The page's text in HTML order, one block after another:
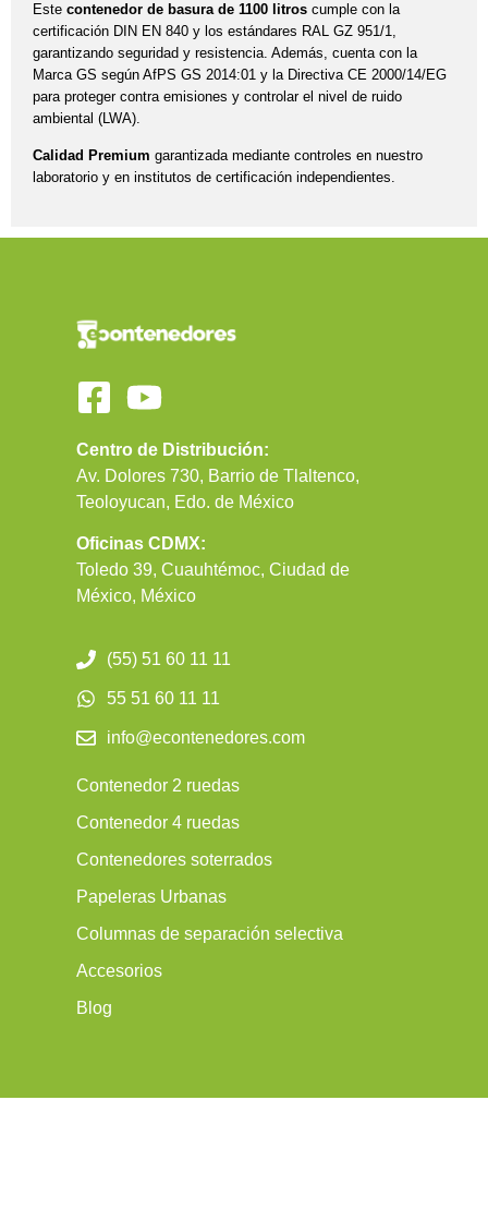
Este contenedor de basura de 1100 litros cumple con la
certificación DIN EN 840 y los estándares RAL GZ 951/1,
garantizando seguridad y resistencia. Además, cuenta con la
Marca GS según AfPS GS 2014:01 y la Directiva CE 2000/14/EG
para proteger contra emisiones y controlar el nivel de ruido
ambiental (LWA).
Calidad Premium garantizada mediante controles en nuestro
laboratorio y en institutos de certificación independientes.
Centro de Distribución:
Av. Dolores 730, Barrio de Tlaltenco,
Teoloyucan, Edo. de México
Oficinas CDMX:
Toledo 39, Cuauhtémoc, Ciudad de
México, México
(55) 51 60 11 11
55 51 60 11 11
info@econtenedores.com
Contenedor 2 ruedas
Contenedor 4 ruedas
Contenedores soterrados
Papeleras Urbanas
Columnas de separación selectiva
Accesorios
Blog